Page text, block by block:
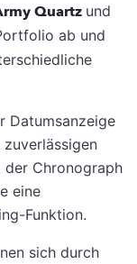
Quartz und
ab und
Datumsanzeige
der Chronograph
eine
Funktion.
sich durch